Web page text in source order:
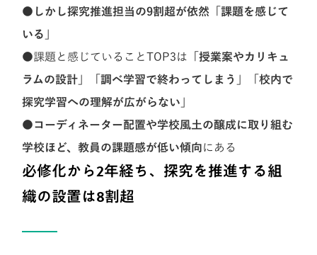
●しかし探究推進担当の9割超が依然「課題を感じて
いる」
●課題と感じていることTOP3は 「授業案やカリキュ
ラムの設計」「調べ学習で終わってしまう」「校内で
探究学習への理解が広がらない」
●コーディネーター配置や学校風土の醸成に取り組む
学校ほど、教員の課題感が低い傾向にある
必修化から2年経ち、探究を推進する組
織の設置は8割超